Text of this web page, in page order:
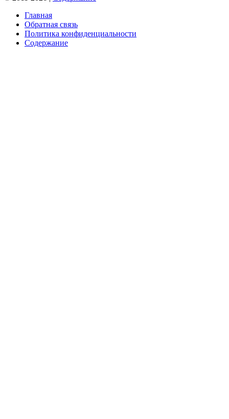
Главная
Обратная связь
Политика конфиденциальности
Содержание